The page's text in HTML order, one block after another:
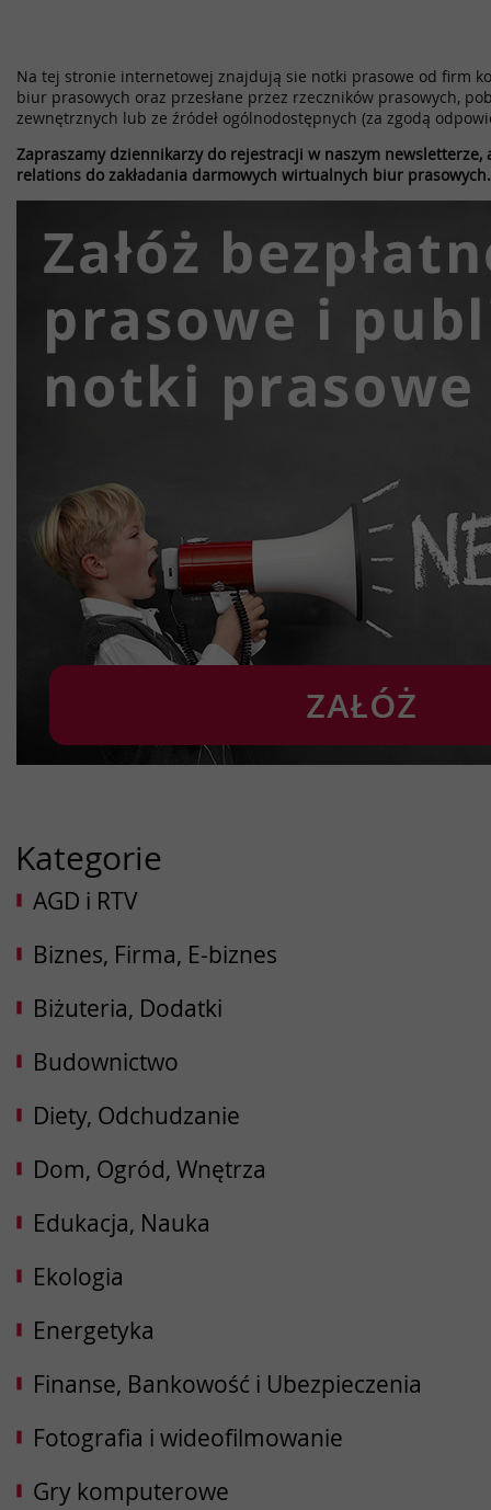
Na tej stronie internetowej znajdują sie notki prasowe od firm
biur prasowych oraz przesłane przez rzeczników prasowych,
zewnętrznych lub ze źródeł ogólnodostępnych (za zgodą
Zapraszamy dziennikarzy do rejestracji w naszym
relations do zakładania darmowych wirtualnych biur prasowych.
Kategorie
AGD i RTV
Biznes, Firma, E-biznes
Biżuteria, Dodatki
Budownictwo
Diety, Odchudzanie
Dom, Ogród, Wnętrza
Edukacja, Nauka
Ekologia
Energetyka
Finanse, Bankowość i Ubezpieczenia
Fotografia i wideofilmowanie
Gry komputerowe